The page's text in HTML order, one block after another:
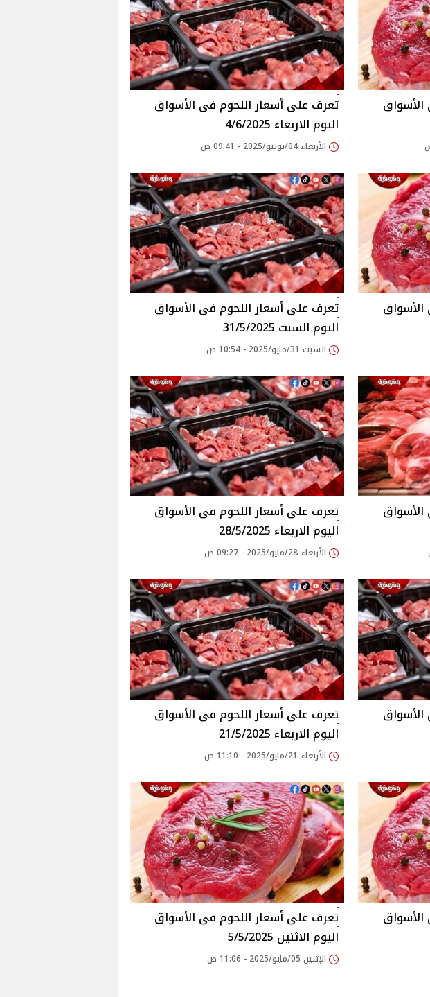
اليوم الاربعاء 4/6/2025
الأربعاء 04/يونيو/2025 - 09:41 ص
اليوم السبت 31/5/2025
السبت 31/مايو/2025 - 10:54 ص
اليوم الاربعاء 28/5/2025
الأربعاء 28/مايو/2025 - 09:27 ص
اليوم الاربعاء 21/5/2025
الأربعاء 21/مايو/2025 - 11:10 ص
اليوم الاثنين 5/5/2025
الإثنين 05/مايو/2025 - 11:06 ص